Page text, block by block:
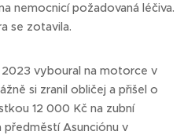
nemocnicí požadovaná léčiva.
se zotavila.
vyboural na motorce v
si zranil obličej a přišel o
12 000 Kč na zubní
předměstí Asunciónu v